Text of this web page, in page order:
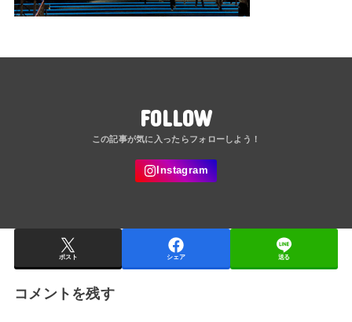
FOLLOW
ポスト シェア 送る
コメントを残す